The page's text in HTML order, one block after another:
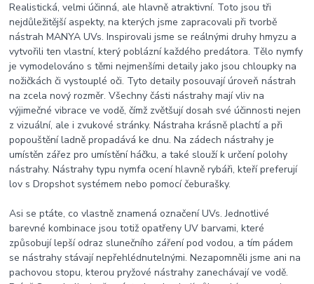
Realistická, velmi účinná, ale hlavně atraktivní. Toto jsou tři
nejdůležitější aspekty, na kterých jsme zapracovali při tvorbě
nástrah MANYA UVs. Inspirovali jsme se reálnými druhy hmyzu a
vytvořili ten vlastní, který poblázní každého predátora. Tělo nymfy
je vymodelováno s těmi nejmenšími detaily jako jsou chloupky na
nožičkách či vystouplé oči. Tyto detaily posouvají úroveň nástrah
na zcela nový rozměr. Všechny části nástrahy mají vliv na
výjimečné vibrace ve vodě, čímž zvětšují dosah své účinnosti nejen
z vizuální, ale i zvukové stránky. Nástraha krásně plachtí a při
popouštění ladně propadává ke dnu. Na zádech nástrahy je
umístěn zářez pro umístění háčku, a také slouží k určení polohy
nástrahy. Nástrahy typu nymfa ocení hlavně rybáři, kteří preferují
lov s Dropshot systémem nebo pomocí čeburašky.
Asi se ptáte, co vlastně znamená označení UVs. Jednotlivé
barevné kombinace jsou totiž opatřeny UV barvami, které
způsobují lepší odraz slunečního záření pod vodou, a tím pádem
se nástrahy stávají nepřehlédnutelnými. Nezapomněli jsme ani na
pachovou stopu, kterou pryžové nástrahy zanechávají ve vodě.